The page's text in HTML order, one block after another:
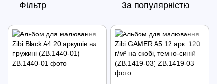
Фільтр За популярністю